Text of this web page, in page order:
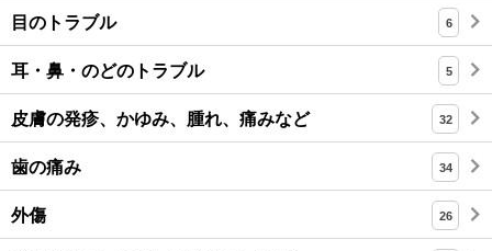
目のトラブル 6
耳・鼻・のどのトラブル 5
皮膚の発疹、かゆみ、腫れ、痛みなど 32
歯の痛み 34
外傷 26